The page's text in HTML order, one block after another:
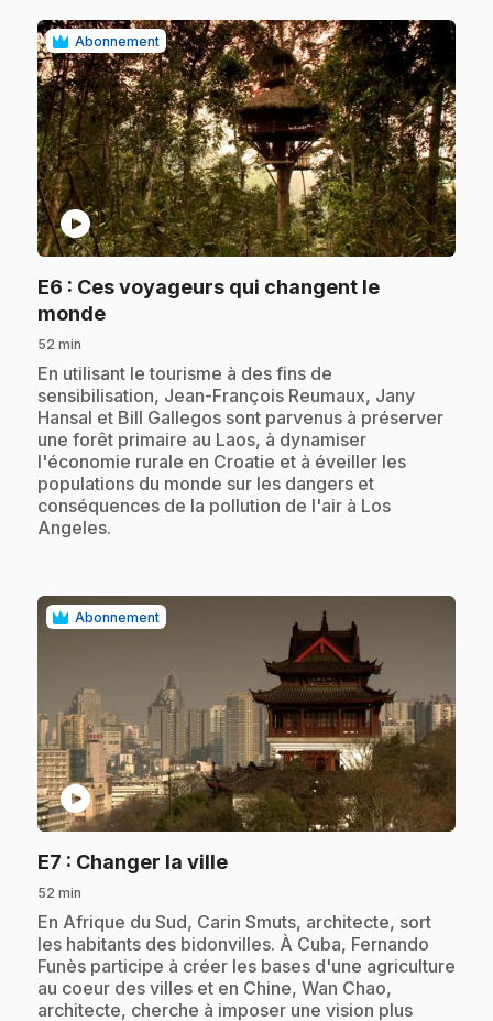
Abonnement
play_circle
E6 : Ces voyageurs qui changent le
monde.
52 min
.En utilisant le tourisme à des fins de
sensibilisation, Jean-François Reumaux, Jany
Hansal et Bill Gallegos sont parvenus à préserver
une forêt primaire au Laos, à dynamiser
l'économie rurale en Croatie et à éveiller les
populations du monde sur les dangers et
conséquences de la pollution de l'air à Los
Angeles.
Abonnement
play_circle
E7 : Changer la ville.
52 min
.En Afrique du Sud, Carin Smuts, architecte, sort
les habitants des bidonvilles. À Cuba, Fernando
Funès participe à créer les bases d'une agriculture
au coeur des villes et en Chine, Wan Chao,
architecte, cherche à imposer une vision plus